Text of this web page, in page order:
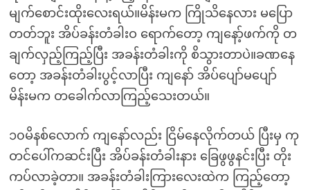
မျက်စောင်းထိုးလေးရယ်။မိန်းမက ကြိုသိနေလား မပြော
တတ်ဘူး အိပ်ခန်းတံခါးဝ ရောက်တော့ ကျနော့်ဖက်ကို တ
ချက်လှည့်ကြည့်ပြီး အခန်းတံခါးကို စိသွားတာပဲ။ခဏနေ
တော့ အခန်းတံခါးပွင့်လာပြီး ကျနော် အိပ်ပျော်မပျော်
မိန်းမက တခေါက်လာကြည့်သေးတယ်။
၁၀မိနစ်လောက် ကျနော်လည်း ငြိမ်နေလိုက်တယ် ပြီးမှ ကု
တင်ပေါ်ကဆင်းပြီး အိပ်ခန်းတံခါးနား ခြေဖွဖွနင်းပြီး တိုး
ကပ်လာခဲ့တာ။ အခန်းတံခါးကြားလေးထဲက ကြည့်တော့